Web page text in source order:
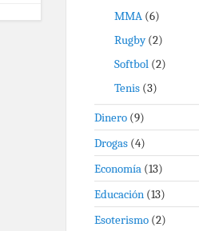
MMA (6)
Rugby(2)
Softbol (2)
Tenis (3)
Dinero (9)
Drogas (4)
Economía (13)
Educación (13)
Esoterismo (2)